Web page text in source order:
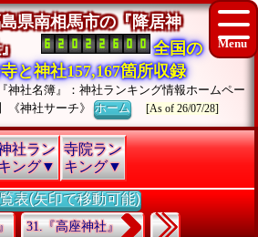
県南相馬市の『降居神
』
全国の
と神社157,167箇所収録
『神社名簿』：神社ランキング情報ホームペー
《神社サーチ》ホーム [As of 26/07/28]
社ラン
ング▼
寺院ラン
キング▼
表(矢印で移動可能)
31.『高座神社』